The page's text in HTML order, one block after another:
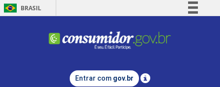
BRASIL
Comunica BR
Legislação
Entrar com gov.br